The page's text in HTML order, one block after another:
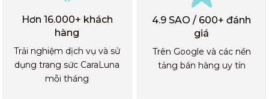
Hơn 16.000+ khách
hàng
Trải nghiệm dịch vụ và sử
dụng trang sức CaraLuna
mỗi tháng
4.9 SAO / 600+ đánh
giá
Trên Google và các nền
tảng bán hàng uy tín